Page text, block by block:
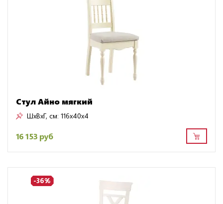
Стул Айно мягкий
ШxВxГ, см: 116x40x4
16 153 руб
-36%